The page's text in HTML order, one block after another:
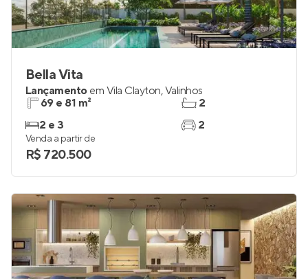
Bella Vita
Lançamento em Vila Clayton,Valinhos
69 e 81 m²
2 e 3
2
2
Venda a partir de
R$ 720.500